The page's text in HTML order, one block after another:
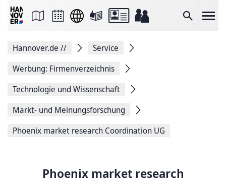
Suche
Seite
Facebook
teilen
Seitenlink
Seite
Hannover.de //
Service
Werbung: Firmenverzeichnis
Technologie und Wissenschaft
Markt- und Meinungsforschung
Phoenix market research Coordination UG
Phoenix market research